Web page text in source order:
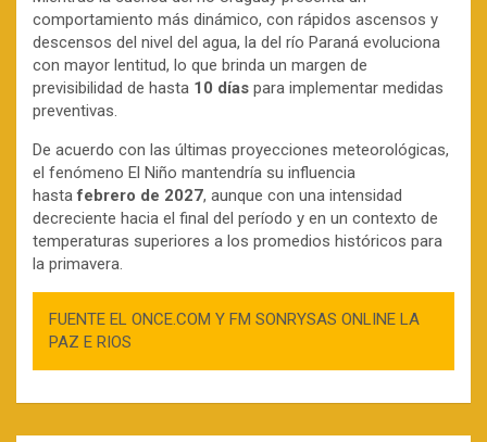
comportamiento más dinámico, con rápidos ascensos y
descensos del nivel del agua, la del río Paraná evoluciona
con mayor lentitud, lo que brinda un margen de
previsibilidad de hasta 10 días para implementar medidas
preventivas.
De acuerdo con las últimas proyecciones meteorológicas,
el fenómeno El Niño mantendría su influencia
hastafebrero de 2027, aunque con una intensidad
decreciente hacia el final del período y en un contexto de
temperaturas superiores a los promedios históricos para
la primavera.
FUENTE EL ONCE.COM Y FM SONRYSAS ONLINE LA
PAZ E RIOS